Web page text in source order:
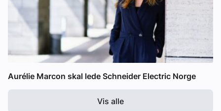
Aurélie Marcon skal lede Schneider Electric Norge
Vis alle